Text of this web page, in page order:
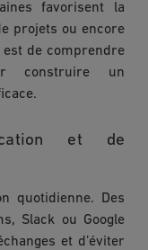
favorisent la
projets ou encore
est de comprendre
construire un
et de
quotidienne. Des
Slack ou Google
et d’éviter